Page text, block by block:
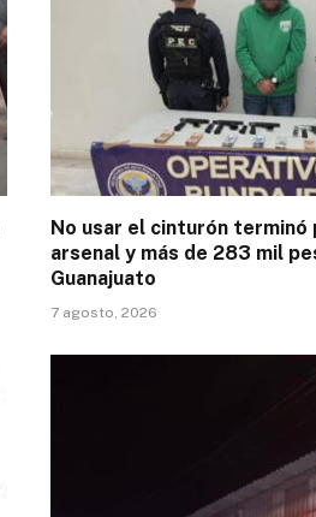
No usar el cinturón terminó
arsenal y más de 283 mil
Guanajuato
7 agosto, 2026